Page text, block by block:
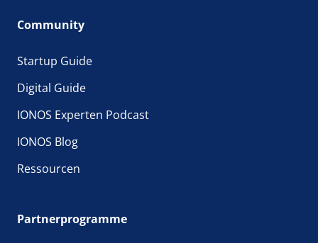
Community
Startup Guide
Digital Guide
IONOS Experten Podcast
IONOS Blog
Ressourcen
Partnerprogramme